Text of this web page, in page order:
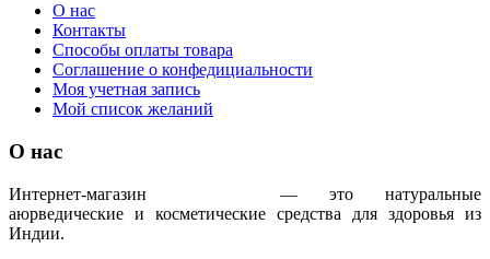
О нас
Контакты
Способы оплаты товара
Соглашение о конфедициальности
Моя учетная запись
Мой список желаний
О нас
Интернет-магазин
— это натуральные
аюрведические и косметические средства для здоровья из
Индии.